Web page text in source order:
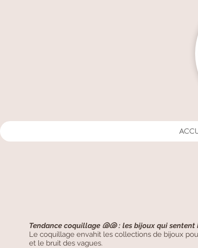
Tendance coquillage 🐚🐚 : les bijoux qui sentent
Le coquillage envahit les collections de bijoux
et le bruit des vagues.